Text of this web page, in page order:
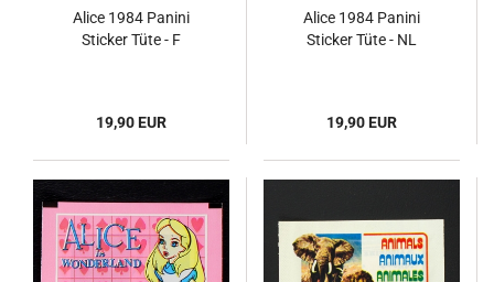
Alice 1984 Panini
Sticker Tüte - F
19,90 EUR
Alice 1984 Panini
Sticker Tüte - NL
19,90 EUR